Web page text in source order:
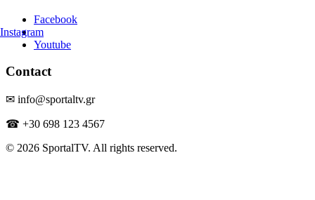
Facebook
Instagram
Youtube
Contact
✉ info@sportaltv.gr
☎ +30 698 123 4567
© 2026 SportalTV. All rights reserved.